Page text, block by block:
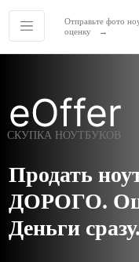
Отправьте фото
оценку
СКУПКА НОУТБУКОВ
Продать
ДОРОГО.
Деньги сразу.